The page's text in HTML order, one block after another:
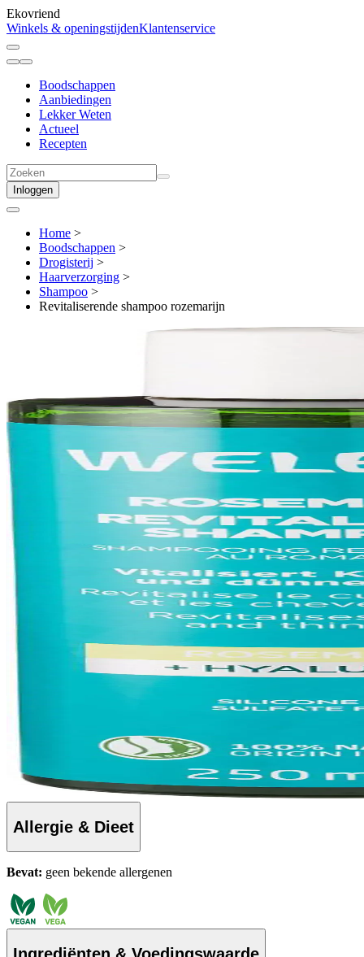
Ekovriend
Winkels & openingstijdenKlantenservice
Boodschappen
Aanbiedingen
Lekker Weten
Actueel
Recepten
Inloggen
Home >
Boodschappen >
Drogisterij >
Haarverzorging >
Shampoo >
Revitaliserende shampoo rozemarijn
Allergie & Dieet
Bevat: geen bekende allergenen